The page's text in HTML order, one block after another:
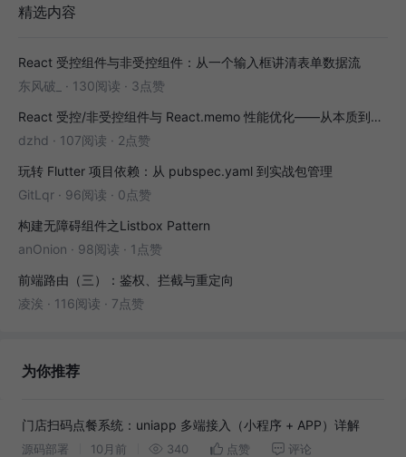
精选内容
React 受控组件与非受控组件：从一个输入框讲清表单数据流
东风破_
· 130阅读 · 3点赞
React 受控/非受控组件与 React.memo 性能优化——从本质到实战
dzhd · 107阅读 · 2点赞
玩转 Flutter 项目依赖：从 pubspec.yaml 到实战包管理
GitLqr · 96阅读 · 0点赞
构建无障碍组件之Listbox Pattern
anOnion · 98阅读 · 1点赞
前端路由（三）：鉴权、拦截与重定向
凌涘 · 116阅读 · 7点赞
为你推荐
门店扫码点餐系统：uniapp 多端接入（小程序 + APP）详解
源码部署 10月前 340 点赞 评论